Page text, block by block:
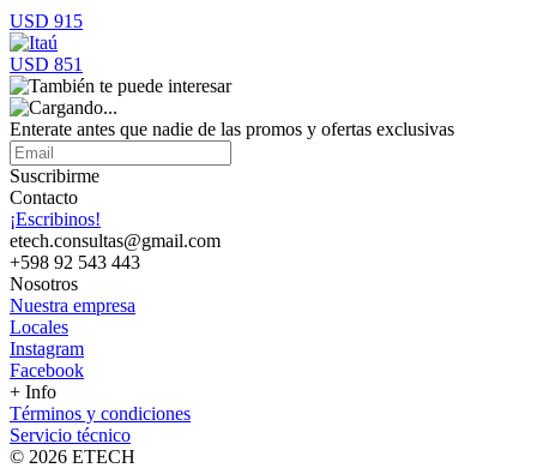
USD 915
USD 851
Enterate antes que nadie de las promos y ofertas exclusivas
Suscribirme
Contacto
¡Escribinos!
etech.consultas@gmail.com
+598 92 543 443
Nosotros
Nuestra empresa
Locales
Instagram
Facebook
+ Info
Términos y condiciones
Servicio técnico
© 2026 ETECH